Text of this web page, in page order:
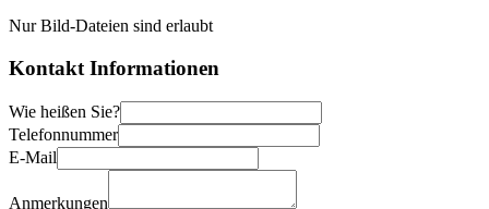
Nur Bild-Dateien sind erlaubt
Kontakt Informationen
Wie heißen Sie?
Telefonnummer
E-Mail
Anmerkungen